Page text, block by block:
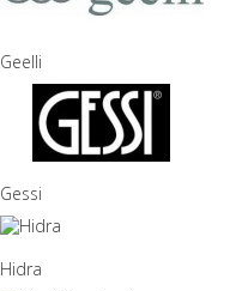
Geelli
Gessi
Hidra